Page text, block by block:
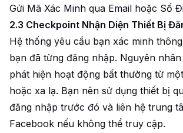
Gửi Mã Xác Minh qua Email hoặc Số
2.3 Checkpoint Nhận Diện Thiết Bị
Hệ thống yêu cầu bạn xác minh
bạn đã từng đăng nhập. Nguyên
phát hiện hoạt động bất thường từ
hoặc xa lạ. Bạn nên sử dụng thiết bị
đăng nhập trước đó và liên hệ trung
Facebook nếu không thể truy cập.